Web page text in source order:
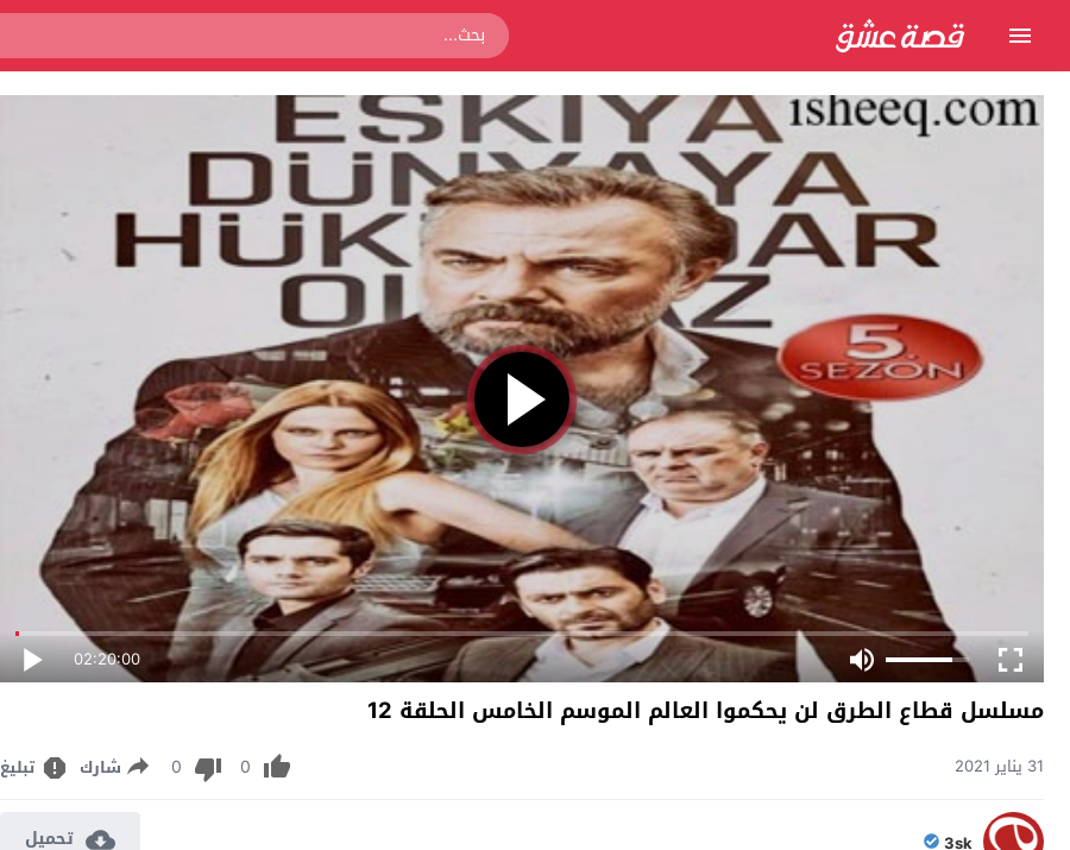
02:20:00
مسلسل قطاع الطرق لن يحكموا العالم الموسم الخامس الحلقة 12
31 يناير 2021 0
0 شارك تبليغ
3sk تحميل